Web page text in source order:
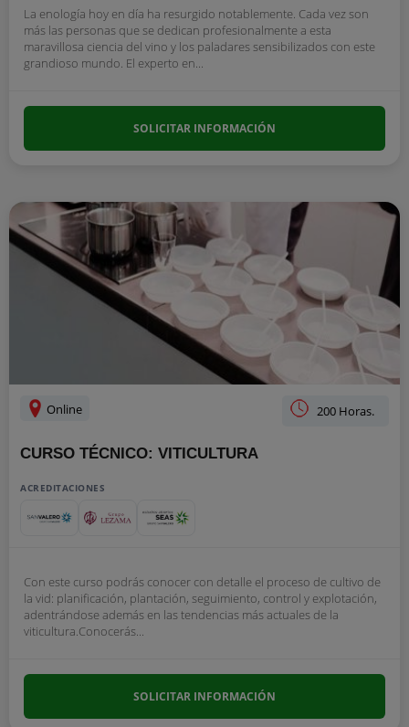
La enología hoy en día ha resurgido notablemente. Cada vez son
más las personas que se dedican profesionalmente a esta
maravillosa ciencia del vino y los paladares sensibilizados con este
grandioso mundo. El experto en...
SOLICITAR INFORMACIÓN
Online 200 Horas.
CURSO TÉCNICO: VITICULTURA
ACREDITACIONES
Con este curso podrás conocer con detalle el proceso de cultivo de
la vid: planificación, plantación, seguimiento, control y explotación,
adentrándose además en las tendencias más actuales de la
viticultura.Conocerás...
SOLICITAR INFORMACIÓN